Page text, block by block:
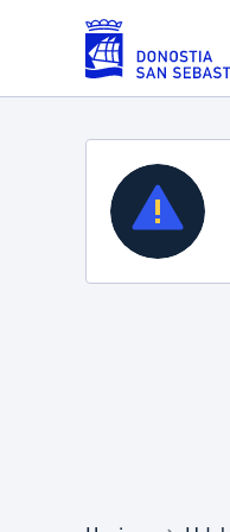
Eduki nagusira joan
Zerbitzuak